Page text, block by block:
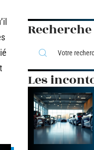
Recherche
Les